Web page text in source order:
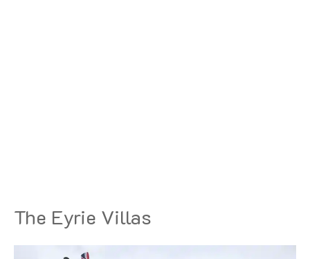
The Eyrie Villas